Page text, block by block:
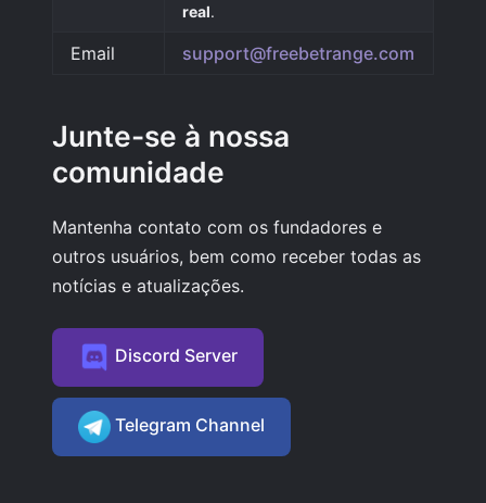
real.
Email support@freebetrange.com
Junte-se à nossa
comunidade
Mantenha contato com os fundadores e
outros usuários, bem como receber todas as
notícias e atualizações.
Discord Server
Telegram Channel